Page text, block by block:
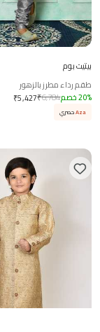
بيتيت بوم
طقم رداء مطرز بالزهور
₹5,427₹6,784 20% خصم
Azaحصري